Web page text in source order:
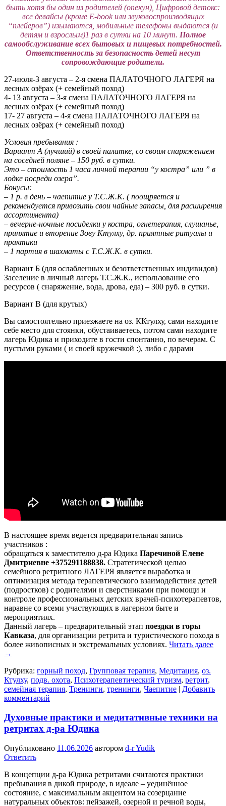
быть хотя бы один из родителей (опекун), Цифровой детокс:
все девайсы (кроме Е-book или звуковоспроизводящих
“плейеров”) изымаются, мобильные телефоны выдаются (и
детям и взрослым)1 раз в сутки на 10 минут. Полное
самообслуживание всех бытовых и пищевых потребностей.
Ответственность за безопасность детей несут
сопровождающие родители.
27-июля-3 августа – 2-я смена ПАЛАТОЧНОГО ЛАГЕРЯ на
лесных озёрах (+ семейный поход)
4- 13 августа – 3-я смена ПАЛАТОЧНОГО ЛАГЕРЯ на
лесных озёрах (+ семейный поход)
17- 27 августа – 4-я смена ПАЛАТОЧНОГО ЛАГЕРЯ на
лесных озёрах (+ семейный поход)
Условия пребывания :
Вариант А (лучший) в своей палатке, со своим снаряжением
на соседней поляне – 150 руб. в сутки.
Это – стоимость 1 часа личной терапии “у костра” или ” в
лодке посреди озера”.
Бонусы:
– 1 р. в день – чаепитие у Т.С.Ж.К. ( поощряется и
рекомендуется привозить свои чайные запасы, для расширения
ассортимента)
– вечерне-ночные посиделки у костра, огнетерапия, слушанье,
принятие и вторение Зову Ктулху, др. приятные ритуалы и
практики
– 1 партия в шахматы с Т.С.Ж.К. в сутки.
Вариант Б (для ослабленных и безответственных индивидов)
Заселение в личный лагерь Т.С.Ж.К., использование его
ресурсов ( снаряжение, вода, дрова, еда) – 300 руб. в сутки.
Вариант В (для крутых)
Вы самостоятельно приезжаете на оз. ККтулху, сами находите
себе место для стоянки, обустаиваетесь, потом сами находите
лагерь Юдика и приходите в гости спонтанно, по вечерам. С
пустыми руками ( и своей кружечкой :), либо с дарами
В настоящее время ведется предварительная запись
участников :
обращаться к заместителю д-ра Юдика Паречиной Елене
Дмитриевне +375291188838. Стратегической целью
семейного ретритного ЛАГЕРЯ является выработка и
оптимизация метода терапевтического взаимодействия детей
(подростков) с родителями и сверстниками при помощи и
контроле профессиональных детских врачей-психотерапевтов,
наравне со всеми участвующих в лагерном быте и
мероприятиях.
Данный лагерь – предварительный этап поездки в горы
Кавказа, для организации ретрита и туристического похода в
более живописных и экстремальных условиях. Читать далее
→
Рубрика: горный поход, Групповая терапия, Медитация, оз.
Ктулху, подв. охота, Психотерапевтический туризм, ретрит,
семейная терапия, Тренинги, тренинги, Чаепитие | Добавить
комментарий
Духовные практики и медитативные техники на
ретритах д-ра Юдика
Опубликовано 11.06.2026 автором d-r Yudik
Ответить
В концепции д-ра Юдика ретритами считаются практики
пребывания в дикой природе, в идеале – уединённое
состояние, с максимальным акцентом на созерцание
натуральных объектов: пейзажей, озерной и речной воды,